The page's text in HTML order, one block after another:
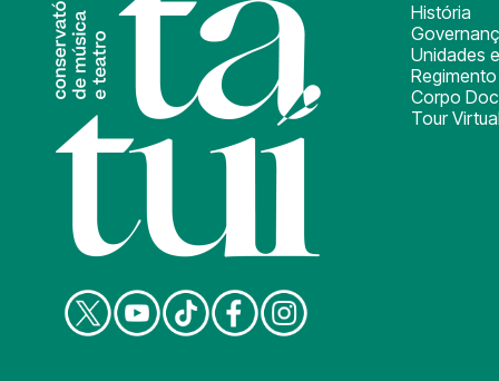
História
Unidades
Corpo
Tour